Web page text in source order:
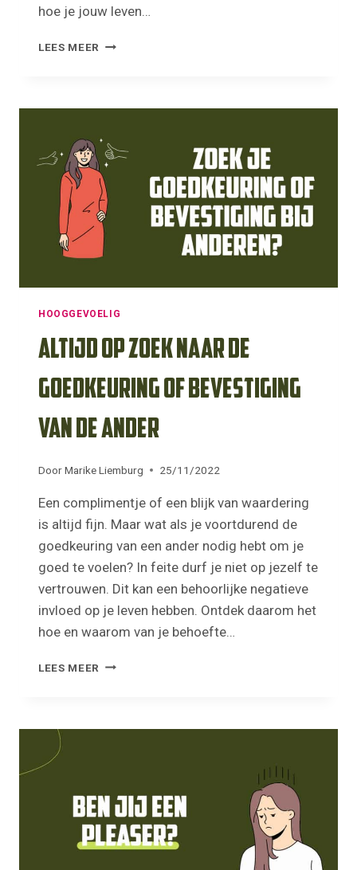
hoe je jouw leven…
LEES MEER GEVOELIG
HOOGGEVOELIG?
HOOGGEVOELIG
Altijd op zoek naar de
goedkeuring of bevestiging
van de ander
DoorMarike Liemburg 25/11/2022
Een complimentje of een blijk van waardering
is altijd fijn. Maar wat als je voortdurend de
goedkeuring van een ander nodig hebt om je
goed te voelen? In feite durf je niet op jezelf te
vertrouwen. Dit kan een behoorlijke negatieve
invloed op je leven hebben. Ontdek daarom het
hoe en waarom van je behoefte…
LEES MEER ALTIJD
DE
VAN
DE
ANDER